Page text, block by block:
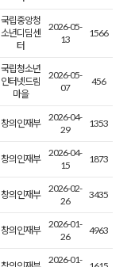
국립중앙청
소년디딤센
터
2026-05-
13
1566
국립청소년
인터넷드림
마을
2026-05-
07
456
창의인재부
2026-04-
29
1353
창의인재부
2026-04-
15
1873
창의인재부
2026-02-
26
3435
창의인재부
2026-01-
26
4963
2026-01-